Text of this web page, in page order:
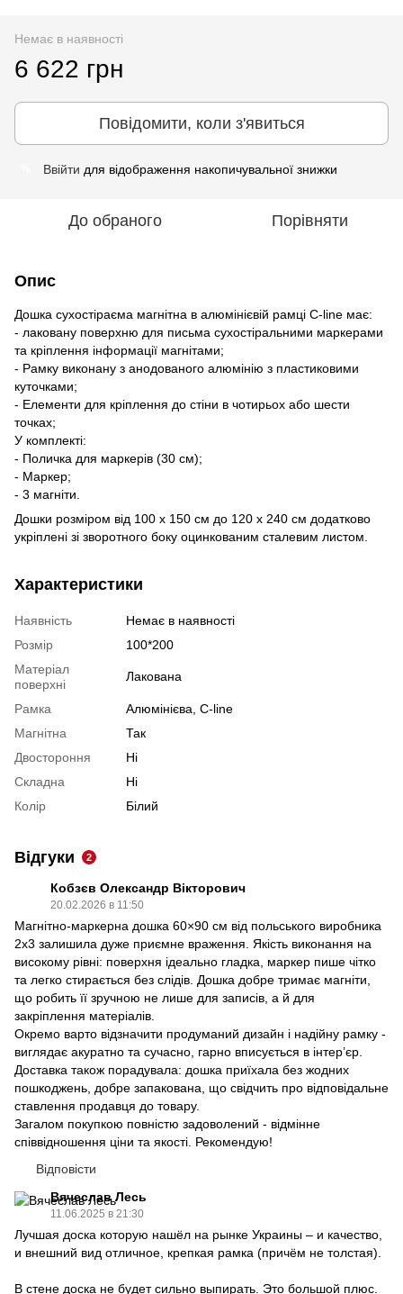
Немає в наявності
6 622 грн
Повідомити, коли з'явиться
Ввійти для відображення накопичувальної знижки
До обраного Порівняти
Опис
Дошка сухостіраєма магнітна в алюмінієвій рамці C-line має:
- лаковану поверхню для письма сухостіральними маркерами
та кріплення інформації магнітами;
- Рамку виконану з анодованого алюмінію з пластиковими
куточками;
- Елементи для кріплення до стіни в чотирьох або шести
точках;
У комплекті:
- Поличка для маркерів (30 см);
- Маркер;
- 3 магніти.
Дошки розміром від 100 х 150 см до 120 х 240 см додатково
укріплені зі зворотного боку оцинкованим сталевим листом.
Характеристики
Наявність
Немає в наявності
Розмір
100*200
Матеріал
поверхні
Лакована
Рамка
Алюмінієва, C-line
Магнітна
Так
Двостороння
Ні
Складна
Ні
Колір
Білий
Відгуки 2
Кобзєв Олександр Вікторович
20.02.2026 в 11:50
Магнітно-маркерна дошка 60×90 см від польського виробника
2x3 залишила дуже приємне враження. Якість виконання на
високому рівні: поверхня ідеально гладка, маркер пише чітко
та легко стирається без слідів. Дошка добре тримає магніти,
що робить її зручною не лише для записів, а й для
закріплення матеріалів.
Окремо варто відзначити продуманий дизайн і надійну рамку -
виглядає акуратно та сучасно, гарно вписується в інтер’єр.
Доставка також порадувала: дошка приїхала без жодних
пошкоджень, добре запакована, що свідчить про відповідальне
ставлення продавця до товару.
Загалом покупкою повністю задоволений - відмінне
співвідношення ціни та якості. Рекомендую!
Відповісти
Вячеслав Лесь
11.06.2025 в 21:30
Лучшая доска которую нашёл на рынке Украины – и качество,
и внешний вид отличное, крепкая рамка (причём не толстая).
В стене доска не будет сильно выпирать. Это большой плюс.